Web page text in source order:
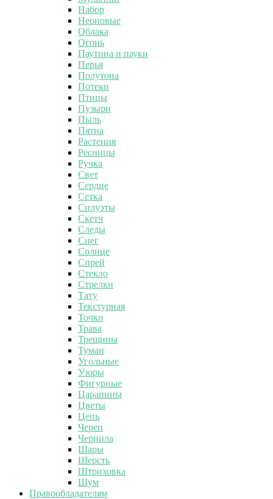
Набор
Неоновые
Облака
Огонь
Паутина и пауки
Перья
Полутона
Потеки
Птицы
Пузыри
Пыль
Пятна
Растения
Ресницы
Ручка
Свет
Сердце
Сетка
Силуэты
Скетч
Следы
Снег
Солнце
Спрей
Стекло
Стрелки
Тату
Текстурная
Точки
Трава
Трещины
Туман
Угольные
Узоры
Фигурные
Царапины
Цветы
Цепь
Череп
Чернила
Шары
Шерсть
Штриховка
Шум
Правообладателям